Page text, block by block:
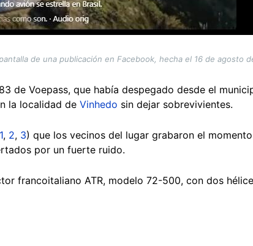
de una publicación en Facebook, hecha el 16 de agosto
de Voepass, que había despegado desde el
la localidad de Vinhedo sin dejar sobrevivientes.
1, 2, 3) que los vecinos del lugar grabaron el
por un fuerte ruido.
francoitaliano ATR, modelo 72-500, con dos